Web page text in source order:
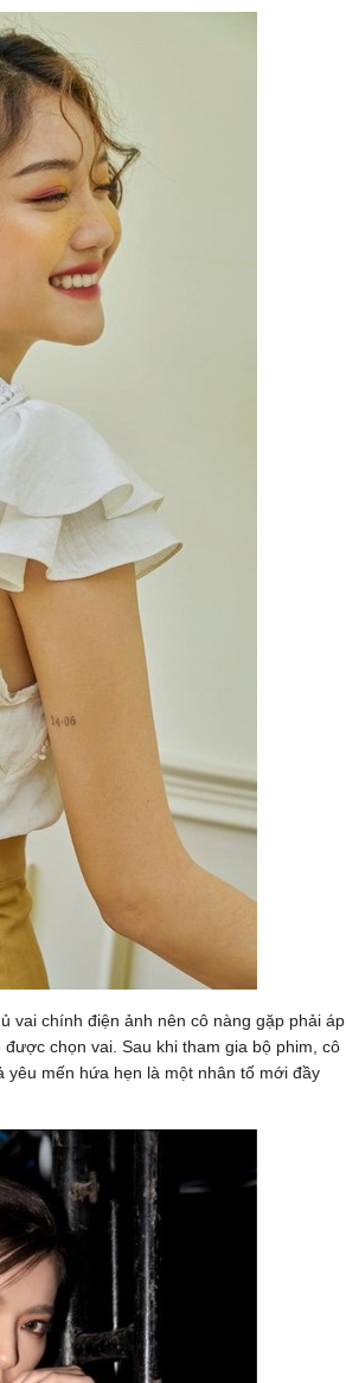
vai chính điện ảnh nên cô nàng gặp phải áp
chọn vai. Sau khi tham gia bộ phim, cô
mến hứa hẹn là một nhân tố mới đầy